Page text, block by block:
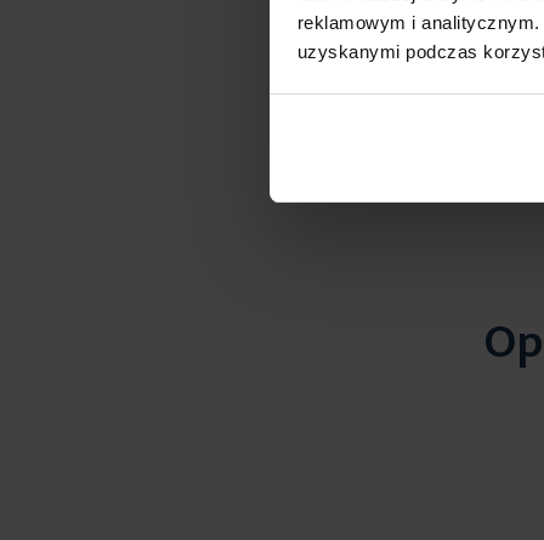
reklamowym i
uzyskanymi podczas